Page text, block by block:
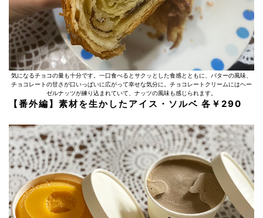
気になるチョコの量も十分です。一口食べるとサクッとした食感とともに、バターの風味、
チョコレートの甘さが口いっぱいに広がって幸せな気分に。チョコレートクリームにはヘー
ゼルナッツが練り込まれていて、ナッツの風味も感じられます。
【番外編】素材を生かしたアイス・ソルベ 各￥290